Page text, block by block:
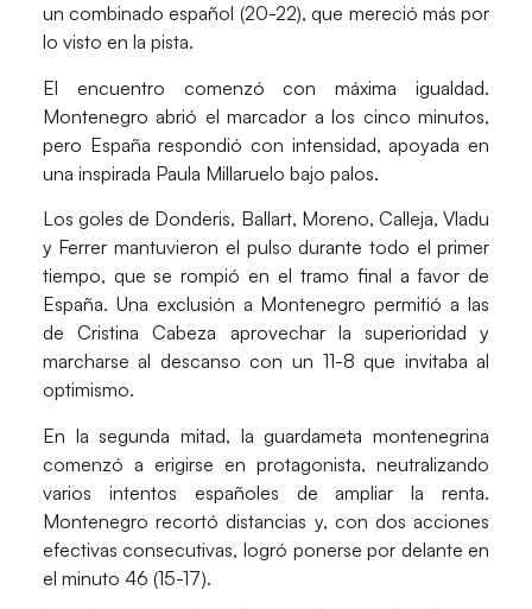
un combinado español (20-22), que mereció más por
lo visto en la pista.
El encuentro comenzó con máxima igualdad.
Montenegro abrió el marcador a los cinco minutos,
pero España respondió con intensidad, apoyada en
una inspirada Paula Millaruelo bajo palos.
Los goles de Donderis, Ballart, Moreno, Calleja, Vladu
y Ferrer mantuvieron el pulso durante todo el primer
tiempo, que se rompió en el tramo final a favor de
España. Una exclusión a Montenegro permitió a las
de Cristina Cabeza aprovechar la superioridad y
marcharse al descanso con un 11-8 que invitaba al
optimismo.
En la segunda mitad, la guardameta montenegrina
comenzó a erigirse en protagonista, neutralizando
varios intentos españoles de ampliar la renta.
Montenegro recortó distancias y, con dos acciones
efectivas consecutivas, logró ponerse por delante en
el minuto 46 (15-17).